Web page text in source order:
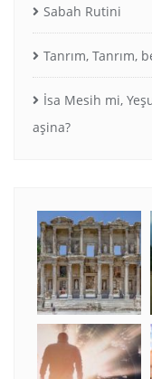
Sabah Rutini
Tanrım, Tanrım,
İsa Mesih mi,
aşina?